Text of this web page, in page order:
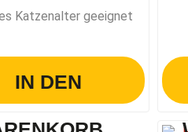
Katzenalter geeignet
IN DEN